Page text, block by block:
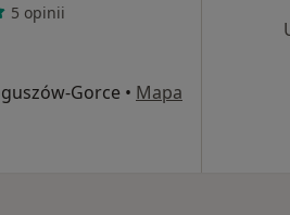
5 opinii
Gorce • Mapa